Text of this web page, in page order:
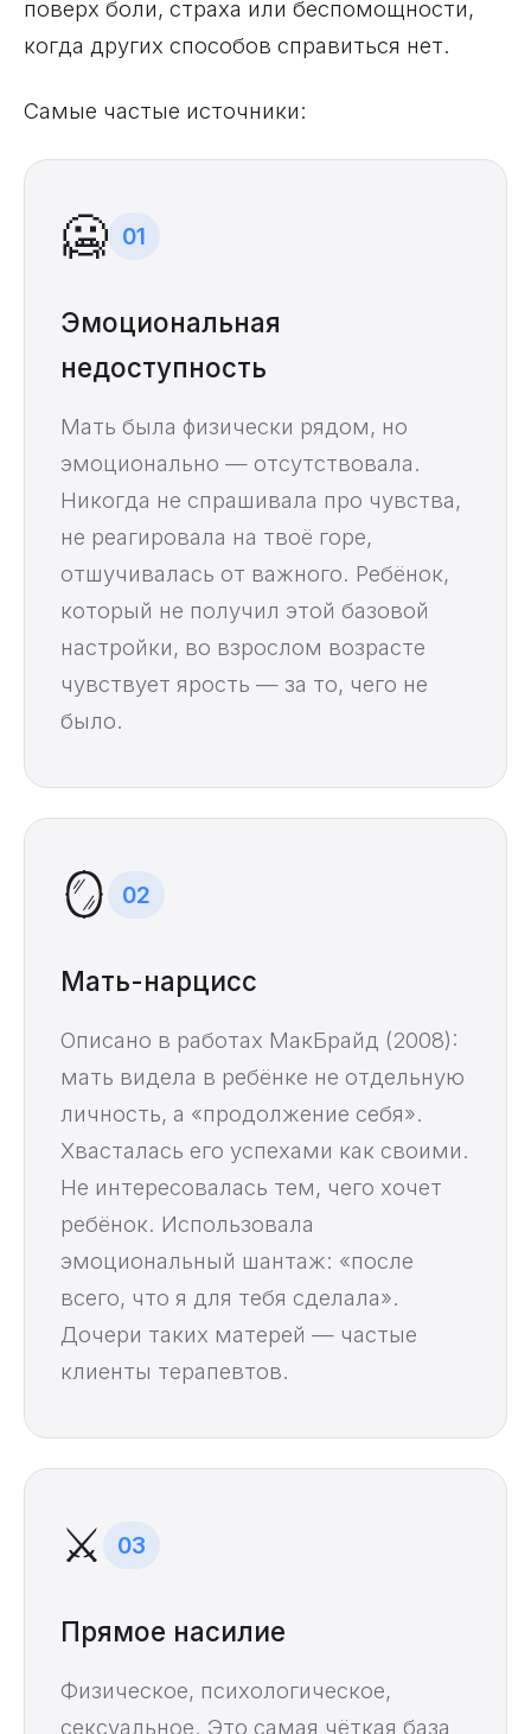
поверх боли, страха или беспомощности,
когда других способов справиться нет.
Самые частые источники:
🥶 01
Эмоциональная
недоступность
Мать была физически рядом, но
эмоционально — отсутствовала.
Никогда не спрашивала про чувства,
не реагировала на твоё горе,
отшучивалась от важного. Ребёнок,
который не получил этой базовой
настройки, во взрослом возрасте
чувствует ярость — за то, чего не
было.
🪞 02
Мать-нарцисс
Описано в работах МакБрайд (2008):
мать видела в ребёнке не отдельную
личность, а «продолжение себя».
Хвасталась его успехами как своими.
Не интересовалась тем, чего хочет
ребёнок. Использовала
эмоциональный шантаж: «после
всего, что я для тебя сделала».
Дочери таких матерей — частые
клиенты терапевтов.
⚔️ 03
Прямое насилие
Физическое, психологическое,
сексуальное. Это самая чёткая база